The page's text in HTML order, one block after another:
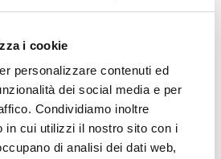
i cookie
personalizzare contenuti ed
dei social media e per
Condividiamo inoltre
in cui utilizzi il nostro sito con i
di analisi dei dati web,
A
DELLO
selezionati per la partita con